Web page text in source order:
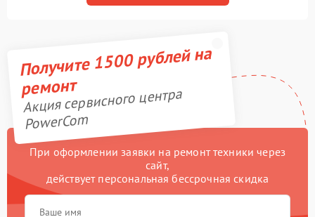
Получите 1500 рублей на
ремонт
Акция сервисного центра
PowerCom
При оформлении заявки на ремонт техники через
сайт,
действует персональная бессрочная скидка